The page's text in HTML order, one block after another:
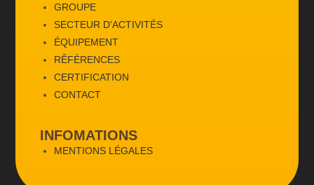
GROUPE
SECTEUR D'ACTIVITÉS
ÉQUIPEMENT
RÊFÉRENCES
CERTIFICATION
CONTACT
INFOMATIONS
MENTIONS LÉGALES